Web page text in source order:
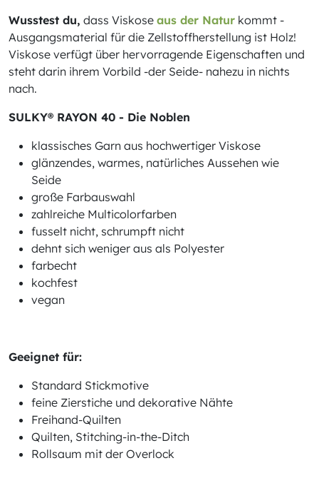
Wusstest du, dass Viskose aus der Natur kommt -
Ausgangsmaterial für die Zellstoffherstellung ist Holz!
Viskose verfügt über hervorragende Eigenschaften und
steht darin ihrem Vorbild -der Seide- nahezu in nichts
nach.
SULKY® RAYON 40 - Die Noblen
klassisches Garn aus hochwertiger Viskose
glänzendes, warmes, natürliches Aussehen wie
Seide
große Farbauswahl
zahlreiche Multicolorfarben
fusselt nicht, schrumpft nicht
dehnt sich weniger aus als Polyester
farbecht
kochfest
vegan
Geeignet für:
Standard Stickmotive
feine Zierstiche und dekorative Nähte
Freihand-Quilten
Quilten, Stitching-in-the-Ditch
Rollsaum mit der Overlock